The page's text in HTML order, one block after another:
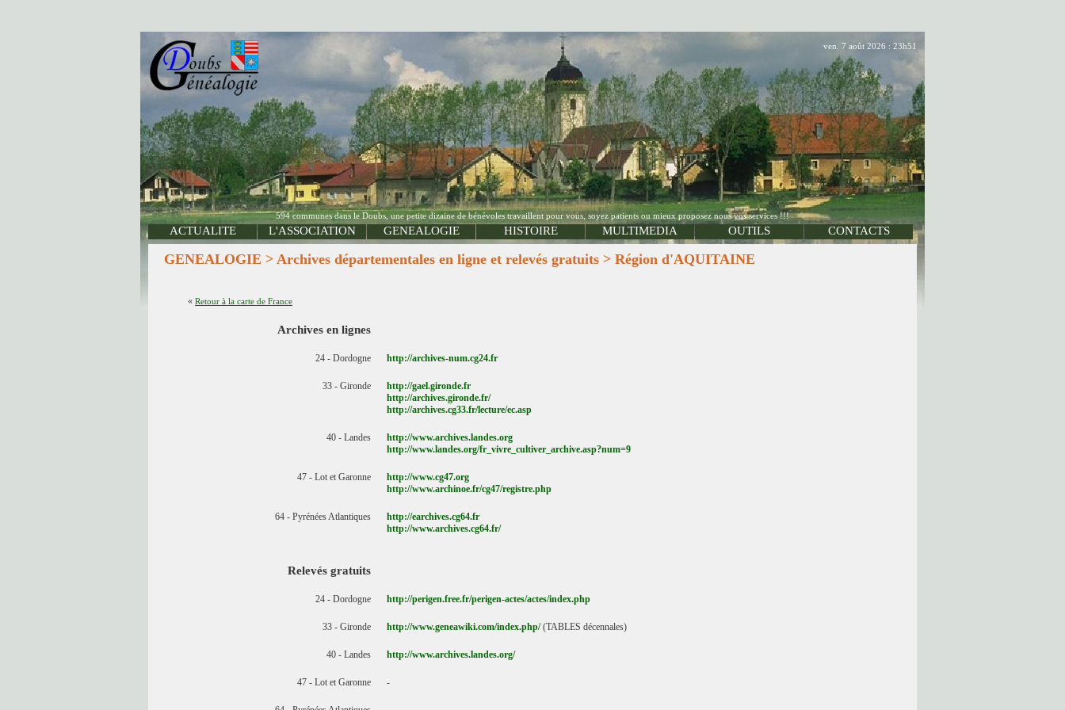
ven. 7 août 2026 : 23h51
594 communes dans le Doubs, une petite dizaine de bénévoles travaillent pour vous, soyez patients ou mieux proposez nous vos services !!!
ACTUALITE L'ASSOCIATION GENEALOGIE HISTOIRE MULTIMEDIA OUTILS CONTACTS
GENEALOGIE > Archives départementales en ligne et relevés gratuits > Région d'AQUITAINE
« Retour à la carte de France
Archives en lignes
24 - Dordogne http://archives-num.cg24.fr
33 - Gironde
http://gael.gironde.fr
http://archives.gironde.fr/
http://archives.cg33.fr/lecture/ec.asp
40 - Landes
http://www.archives.landes.org
http://www.landes.org/fr_vivre_cultiver_archive.asp?num=9
47 - Lot et Garonne
http://www.cg47.org
http://www.archinoe.fr/cg47/registre.php
64 - Pyrénées Atlantiques
http://earchives.cg64.fr
http://www.archives.cg64.fr/
Relevés gratuits
24 - Dordogne http://perigen.free.fr/perigen-actes/actes/index.php
33 - Gironde http://www.geneawiki.com/index.php/(TABLES décennales)
40 - Landes http://www.archives.landes.org/
47 - Lot et Garonne -